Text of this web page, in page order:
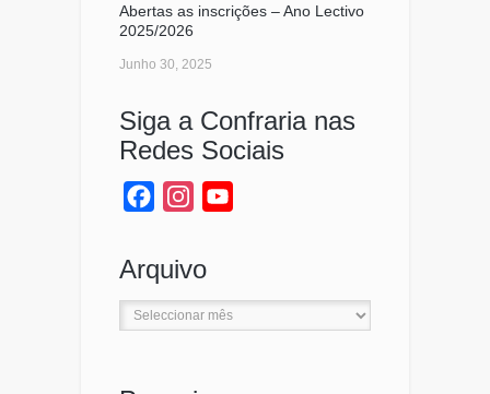
Abertas as inscrições – Ano Lectivo
2025/2026
Junho 30, 2025
Siga a Confraria nas
Redes Sociais
FacebookInstagram
Arquivo
Arquivo